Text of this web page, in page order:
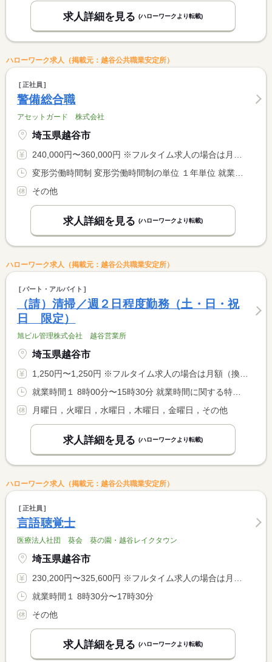
求人詳細を見る (ハローワークより転載)
ハローワーク求人（掲載元：越谷公共職業安定所）
正社員
警備総合職
アセットガード 株式会社
埼玉県越谷市
240,000円〜360,000円 ※フルタイム求人の場合は月額（換算額）、パート求人の場合は時間額を表示しています。
変形労働時間制 変形労働時間制の単位 １年単位 就業時間１ 8時00分〜17時00分
その他
求人詳細を見る (ハローワークより転載)
ハローワーク求人（掲載元：越谷公共職業安定所）
パート・アルバイト
（請）清掃／週２日程度勤務（土・日・祝
日 限定）
旭ビル管理株式会社 越谷営業所
埼玉県越谷市
1,250円〜1,250円 ※フルタイム求人の場合は月額（換算額）、パート求人の場合は時間額を表示しています。
就業時間１ 8時00分〜15時30分 就業時間に関する特記事項 土・日・祝日の中で、希望シフト制
月曜日，火曜日，水曜日，木曜日，金曜日，その他
求人詳細を見る (ハローワークより転載)
ハローワーク求人（掲載元：越谷公共職業安定所）
正社員
言語聴覚士
医療法人社団 葵会 葵の園・越谷レイクタウン
埼玉県越谷市
230,200円〜325,600円 ※フルタイム求人の場合は月額（換算額）、パート求人の場合は時間額を表示しています。
就業時間１ 8時30分〜17時30分
その他
求人詳細を見る (ハローワークより転載)